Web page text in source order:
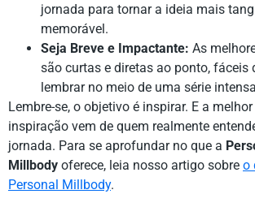
jornada para tornar a ideia mais
memorável.
Seja Breve e Impactante: As
são curtas e diretas ao ponto, fáceis
lembrar no meio de uma série
Lembre-se, o objetivo é inspirar. E a melhor
inspiração vem de quem realmente
jornada. Para se aprofundar no que a
Millbody oferece, leia nosso artigo sobre o
Personal Millbody.